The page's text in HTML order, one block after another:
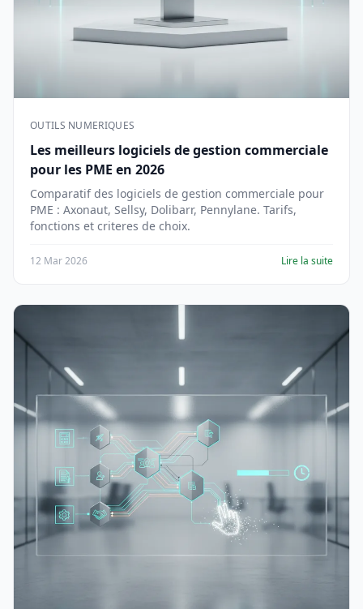
OUTILS NUMERIQUES
Les meilleurs logiciels de gestion commerciale
pour les PME en 2026
Comparatif des logiciels de gestion commerciale pour
PME : Axonaut, Sellsy, Dolibarr, Pennylane. Tarifs,
fonctions et criteres de choix.
12 Mar 2026 Lire la suite